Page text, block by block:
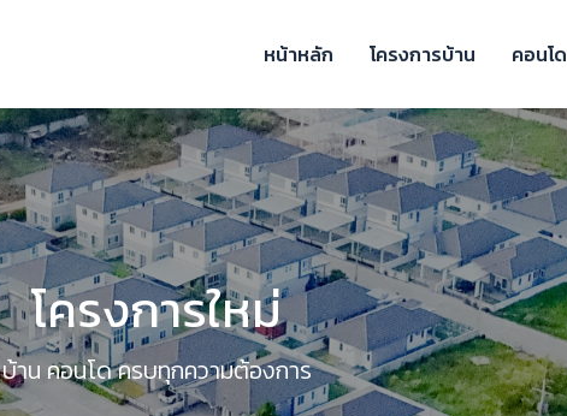
หน้าหลัก โครงการบ้าน คอนโด
โครงการใหม่
บ้าน คอนโด ครบทุกความต้องการ